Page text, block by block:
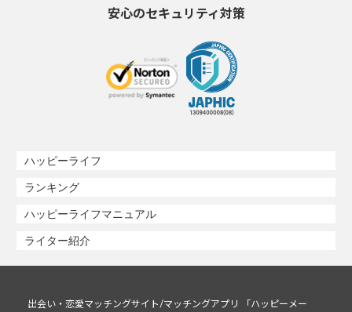
安心のセキュリティ対策
ハッピーライフ
ランキング
ハッピーライフマニュアル
ライター紹介
出会い・恋愛マッチングサイト/マッチングアプリ 「ハッピーメー